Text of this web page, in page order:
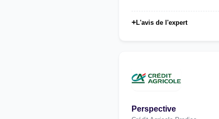
+L'avis de l'expert
Perspective